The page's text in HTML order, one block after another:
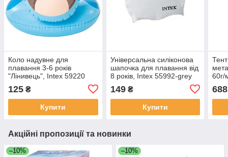
Коло надувне для
плавання 3-6 років
"Лінивець", Intex 59220
125 ₴
Купити
Універсальна силіконова
шапочка для плавання від
8 років, Intex 55992-grey
149₴
Купити
60г/
688
Акційні пропозиції та новинки
–10% –10%